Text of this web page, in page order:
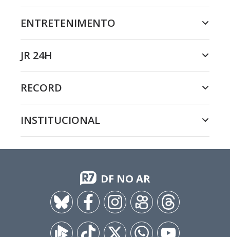
ENTRETENIMENTO
JR 24H
RECORD
INSTITUCIONAL
DF NO AR